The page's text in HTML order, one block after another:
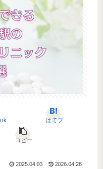
はてブ
コピー
2025.04.03 2026.04.28